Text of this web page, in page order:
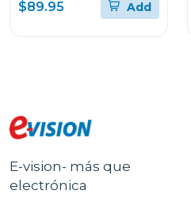
$89.95 Add
E-vision- más que
electrónica